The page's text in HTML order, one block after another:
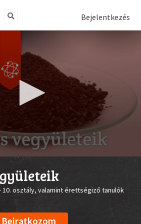
Bejelentkezés
10. osztály, valamint érettségiző tanulók
Beiratkozom